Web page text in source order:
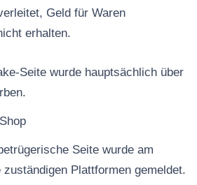
Geld für Waren
erhalten.
Seite wurde hauptsächlich über
Seite wurde am
zuständigen Plattformen gemeldet.